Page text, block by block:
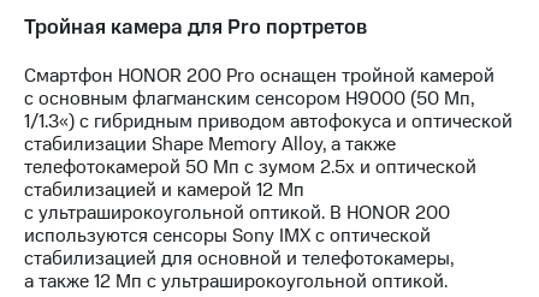
Тройная камера для Pro портретов
Смартфон HONOR 200 Pro оснащен тройной камерой
с основным флагманским сенсором H9000 (50 Мп,
1/1.3«) c гибридным приводом автофокуса и оптической
стабилизации Shape Memory Alloy, а также
телефотокамерой 50 Мп с зумом 2.5х и оптической
стабилизацией и камерой 12 Мп
с ультраширокоугольной оптикой. В HONOR 200
используются сенсоры Sony IMX с оптической
стабилизацией для основной и телефотокамеры,
а также 12 Мп с ультраширокоугольной оптикой.